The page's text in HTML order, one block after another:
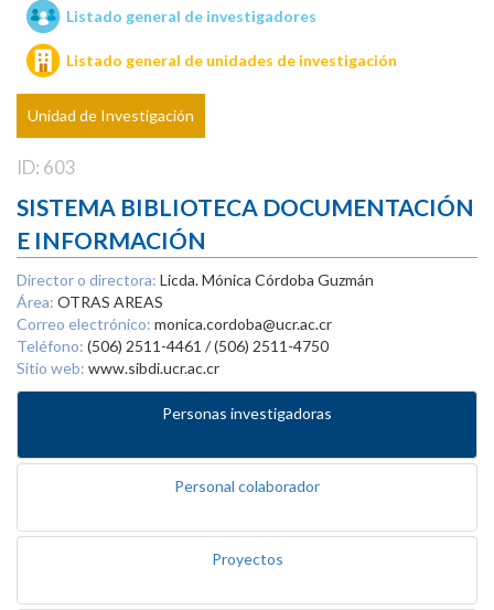
Unidades de investigación
Listado general de investigadores
Listado general de unidades de investigación
Unidad de Investigación
ID: 603
SISTEMA BIBLIOTECA DOCUMENTACIÓN
E INFORMACIÓN
Director o directora: Licda. Mónica Córdoba Guzmán
Área: OTRAS AREAS
Correo electrónico: monica.cordoba@ucr.ac.cr
Teléfono: (506) 2511-4461 / (506) 2511-4750
Sitio web: www.sibdi.ucr.ac.cr
Personas investigadoras
Personal colaborador
Proyectos